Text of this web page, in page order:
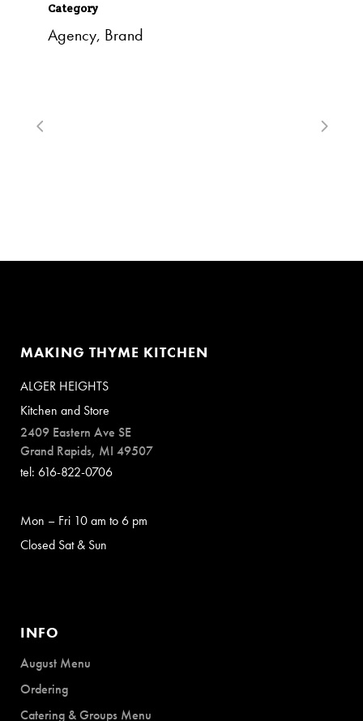
Category
Agency, Brand
MAKING THYME KITCHEN
ALGER HEIGHTS
Kitchen and Store
2409 Eastern Ave SE
Grand Rapids, MI 49507
tel: 616-822-0706
Mon – Fri 10 am to 6 pm
Closed Sat & Sun
INFO
August Menu
Ordering
Catering & Groups Menu